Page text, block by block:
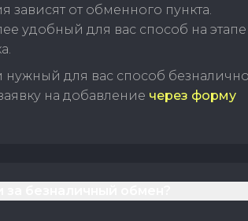
зависят от обменного пункта.
удобный для вас способ на этапе
для вас способ
на добавление через форму